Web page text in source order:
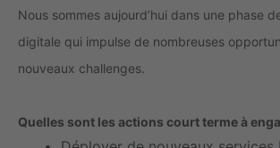
Nous sommes aujourd’hui dans une phase
digitale qui impulse de nombreuses
nouveaux challenges.
Quelles sont les actions court terme à